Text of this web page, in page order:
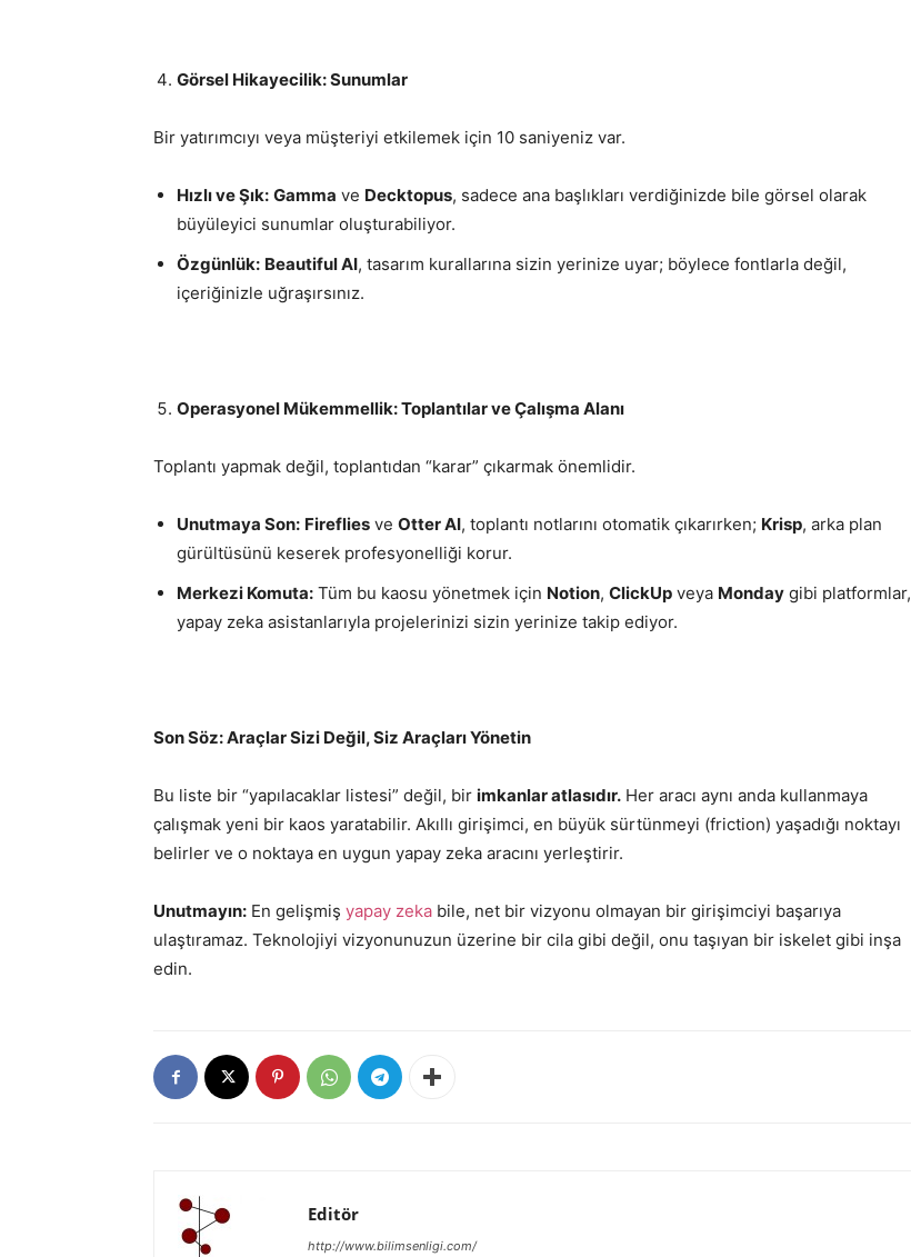
Görsel Hikayecilik: Sunumlar
Bir yatırımcıyı veya müşteriyi etkilemek için 10 saniyeniz var.
Hızlı ve Şık: Gamma ve Decktopus, sadece ana başlıkları verdiğinizde bile görsel olarak
büyüleyici sunumlar oluşturabiliyor.
Özgünlük: Beautiful AI, tasarım kurallarına sizin yerinize uyar; böylece fontlarla değil,
içeriğinizle uğraşırsınız.
Operasyonel Mükemmellik: Toplantılar ve Çalışma Alanı
Toplantı yapmak değil, toplantıdan “karar” çıkarmak önemlidir.
Unutmaya Son: Fireflies ve Otter AI, toplantı notlarını otomatik çıkarırken; Krisp, arka plan
gürültüsünü keserek profesyonelliği korur.
Merkezi Komuta: Tüm bu kaosu yönetmek için Notion, ClickUp veya Monday gibi platformlar,
yapay zeka asistanlarıyla projelerinizi sizin yerinize takip ediyor.
Son Söz: Araçlar Sizi Değil, Siz Araçları Yönetin
Bu liste bir “yapılacaklar listesi” değil, bir imkanlar atlasıdır. Her aracı aynı anda kullanmaya
çalışmak yeni bir kaos yaratabilir. Akıllı girişimci, en büyük sürtünmeyi (friction) yaşadığı noktayı
belirler ve o noktaya en uygun yapay zeka aracını yerleştirir.
Unutmayın: En gelişmiş yapay zeka bile, net bir vizyonu olmayan bir girişimciyi başarıya
ulaştıramaz. Teknolojiyi vizyonunuzun üzerine bir cila gibi değil, onu taşıyan bir iskelet gibi inşa
edin.
Editör
http://www.bilimsenligi.com/